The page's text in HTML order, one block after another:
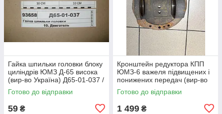
Гайка шпильки головки блоку
циліндрів ЮМЗ Д-65 висока
(вир-во Україна) Д65-01-037 /
Д65-01-037-А
Готово до відправки
59 ₴
Кронштейн редуктора КПП
ЮМЗ-6 важеля підвищених і
понижених передач (вир-во
ЮМЗ) 40-1701456 / 40-
1701456-А
Готово до відправки
1 499 ₴